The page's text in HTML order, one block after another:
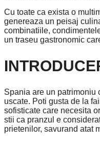
Cu toate ca exista o
genereaza un peisaj
combinatiile,
un traseu gastronomic
Spania are un patrimoniu
uscate. Poti gusta de la
sofisticate care necesita
stii ca pranzul e
prietenilor, savurand atat